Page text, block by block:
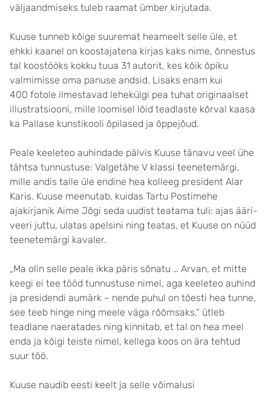
väljaandmiseks tuleb raamat ümber kirjutada.
Kuuse tunneb kõige suuremat heameelt selle üle, et
ehkki kaanel on koostajatena kirjas kaks nime, õnnestus
tal koostööks kokku tuua 31 autorit, kes kõik õpiku
valmimisse oma panuse andsid. Lisaks enam kui
400 fotole ilmestavad lehekülgi pea tuhat originaalset
illustratsiooni, mille loomisel lõid teadlaste kõrval kaasa
ka Pallase kunstikooli õpilased ja õppejõud.
Peale keeleteo auhindade pälvis Kuuse tänavu veel ühe
tähtsa tunnustuse: Valgetähe V klassi teenetemärgi,
mille andis talle üle endine hea kolleeg president Alar
Karis. Kuuse meenutab, kuidas Tartu Postimehe
ajakirjanik Aime Jõgi seda uudist teatama tuli: ajas ääri-
veeri juttu, ulatas apelsini ning teatas, et Kuuse on nüüd
teenetemärgi kavaler.
„Ma olin selle peale ikka päris sõnatu … Arvan, et mitte
keegi ei tee tööd tunnustuse nimel, aga keeleteo auhind
ja presidendi aumärk – nende puhul on tõesti hea tunne,
see teeb hinge ning meele väga rõõmsaks,“ ütleb
teadlane naeratades ning kinnitab, et tal on hea meel
enda ja kõigi teiste nimel, kellega koos on ära tehtud
suur töö.
Kuuse naudib eesti keelt ja selle võimalusi